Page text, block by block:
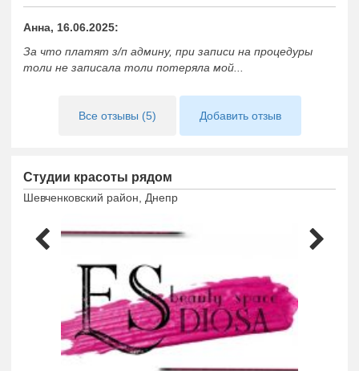
продаются средства по уходу за волосами и кожей.
Обращаем ваше внимание на то, что мастера "Emico"
принимают по предварительной записи. Удобный график
работы позволит вам записаться на процедуру, не
Анна, 16.06.2025:
За что платят з/п админу, при записи на процедуры
толи не записала толи потеряла мой...
Все отзывы (5) Добавить отзыв
Студии красоты рядом
Шевченковский район, Днепр